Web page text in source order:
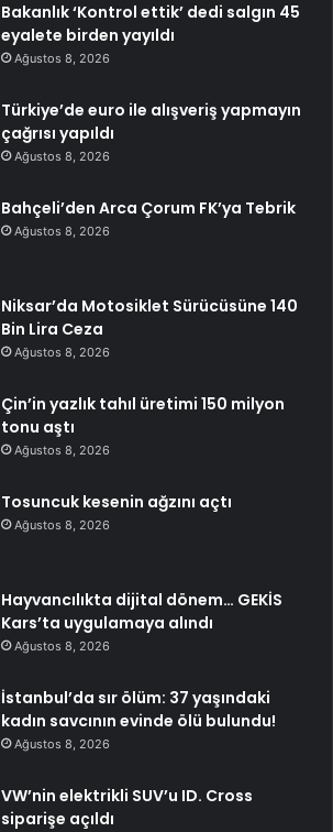
Bakanlık ‘Kontrol ettik’ dedi salgın 45
eyalete birden yayıldı
Ağustos 8, 2026
Türkiye’de euro ile alışveriş yapmayın
çağrısı yapıldı
Ağustos 8, 2026
Bahçeli’den Arca Çorum FK’ya Tebrik
Ağustos 8, 2026
Niksar’da Motosiklet Sürücüsüne 140
Bin Lira Ceza
Ağustos 8, 2026
Çin’in yazlık tahıl üretimi 150 milyon
tonu aştı
Ağustos 8, 2026
Tosuncuk kesenin ağzını açtı
Ağustos 8, 2026
Hayvancılıkta dijital dönem… GEKİS
Kars’ta uygulamaya alındı
Ağustos 8, 2026
İstanbul’da sır ölüm: 37 yaşındaki
kadın savcının evinde ölü bulundu!
Ağustos 8, 2026
VW’nin elektrikli SUV’u ID. Cross
siparişe açıldı